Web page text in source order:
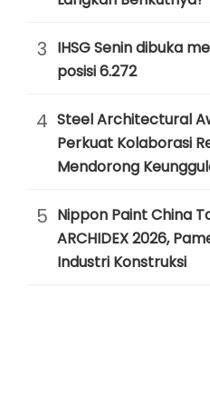
3 IHSG Senin dibuka
posisi 6.272
4 Steel Architectural
Perkuat Kolaborasi
Mendorong
5 Nippon Paint China
ARCHIDEX 2026,
Industri Konstruksi